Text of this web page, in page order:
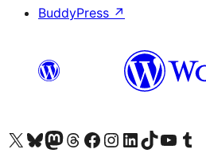
BuddyPress ↗
X (eski Twitter) hesabımıza bakın
Bluesky hesabımızı ziyaret edinMastodon hesabımızı ziyaret edinThreads hesabımızı ziyaret edinFacebook sayfamızı ziyaret edinInstagram hesabımızı ziyaret edinLinkedIn hesabımızı ziyaret edinTikTok hesabımızı ziyaret edinYouTube kanalımızı ziyaret edinTumblr hesabımızı ziyaret edin